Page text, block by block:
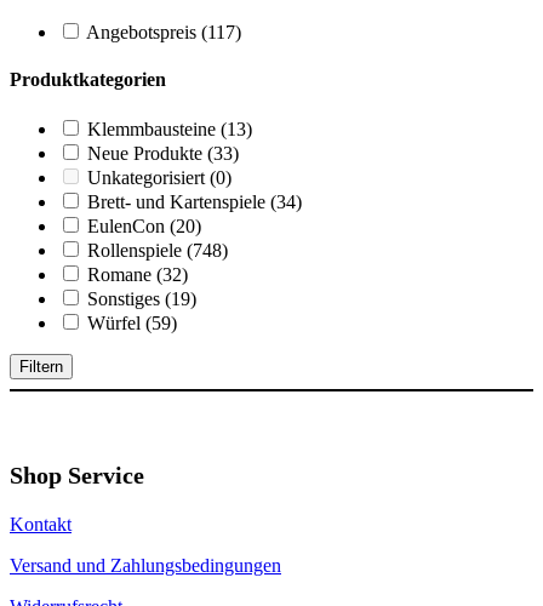
Angebotspreis (117)
Produktkategorien
Klemmbausteine (13)
Neue Produkte (33)
Unkategorisiert (0)
Brett- und Kartenspiele (34)
EulenCon (20)
Rollenspiele (748)
Romane (32)
Sonstiges (19)
Würfel (59)
Filtern
Shop Service
Kontakt
Versand und Zahlungsbedingungen